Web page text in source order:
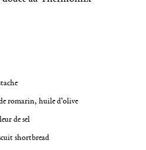
romarin, huile d’olive
de sel
shortbread